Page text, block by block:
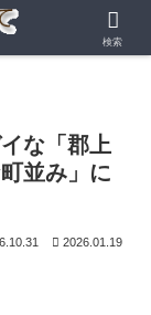
な「郡上
並み」に
2026.01.19
検索